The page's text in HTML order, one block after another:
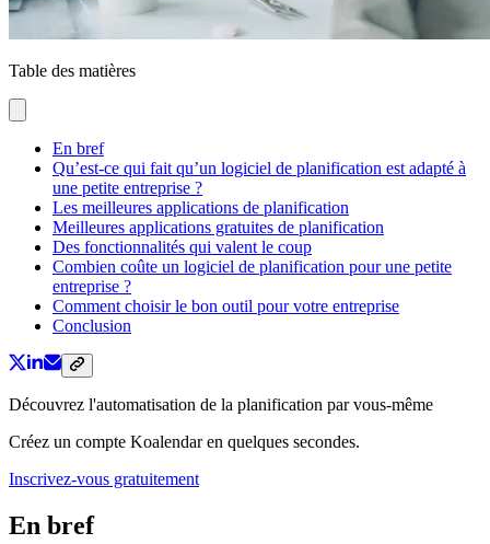
Table des matières
En bref
Qu’est-ce qui fait qu’un logiciel de planification est adapté à
une petite entreprise ?
Les meilleures applications de planification
Meilleures applications gratuites de planification
Des fonctionnalités qui valent le coup
Combien coûte un logiciel de planification pour une petite
entreprise ?
Comment choisir le bon outil pour votre entreprise
Conclusion
Découvrez l'automatisation de la planification par vous-même
Créez un compte Koalendar en quelques secondes.
Inscrivez-vous gratuitement
En bref